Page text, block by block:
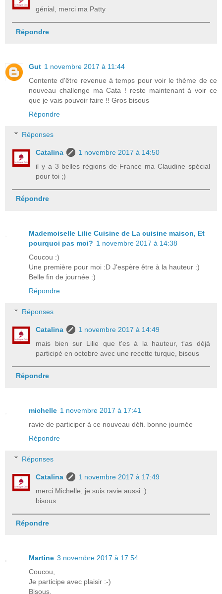
génial, merci ma Patty
Répondre
Gut 1 novembre 2017 à 11:44
Contente d'être revenue à temps pour voir le thème de ce
nouveau challenge ma Cata ! reste maintenant à voir ce
que je vais pouvoir faire !! Gros bisous
Répondre
Réponses
Catalina
1 novembre 2017 à 14:50
il y a 3 belles régions de France ma Claudine spécial
pour toi ;)
Répondre
Mademoiselle Lilie Cuisine de La cuisine maison, Et
pourquoi pas moi? 1 novembre 2017 à 14:38
Coucou :)
Une première pour moi :D J'espère être à la hauteur :)
Belle fin de journée :)
Répondre
Réponses
Catalina
1 novembre 2017 à 14:49
mais bien sur Lilie que t'es à la hauteur, t'as déjà
participé en octobre avec une recette turque, bisous
Répondre
michelle 1 novembre 2017 à 17:41
ravie de participer à ce nouveau défi. bonne journée
Répondre
Réponses
Catalina
1 novembre 2017 à 17:49
merci Michelle, je suis ravie aussi :)
bisous
Répondre
Martine 3 novembre 2017 à 17:54
Coucou,
Je participe avec plaisir :-)
Bisous.